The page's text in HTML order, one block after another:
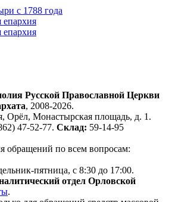
с 1788 года
епархия
епархия
Русской Православной Церкви
, 2008-2026.
Орёл, Монастырская площадь, д. 1.
47-52-77. Склад: 59-14-95
обращений по всем вопросам:
пятница, с 8:30 до 17:00.
отдел Орловской
.